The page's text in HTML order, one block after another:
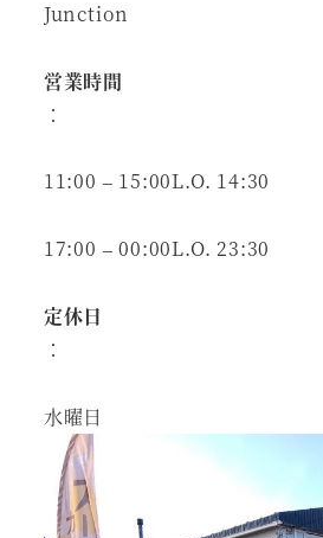
Junction
営業時間
：
11:00 – 15:00L.O. 14:30
17:00 – 00:00L.O. 23:30
定休日
：
水曜日